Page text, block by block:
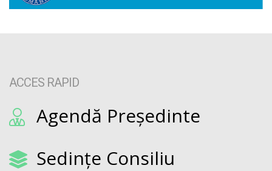
ACCES RAPID
Agendă Președinte
Sedințe Consiliu